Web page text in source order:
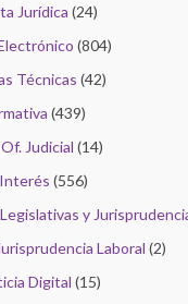
Jurídica (24)
(804)
Técnicas (42)
(439)
Judicial (14)
(556)
y
Laboral (2)
Digital (15)